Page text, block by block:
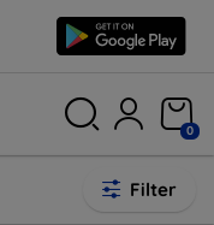
0
Filter